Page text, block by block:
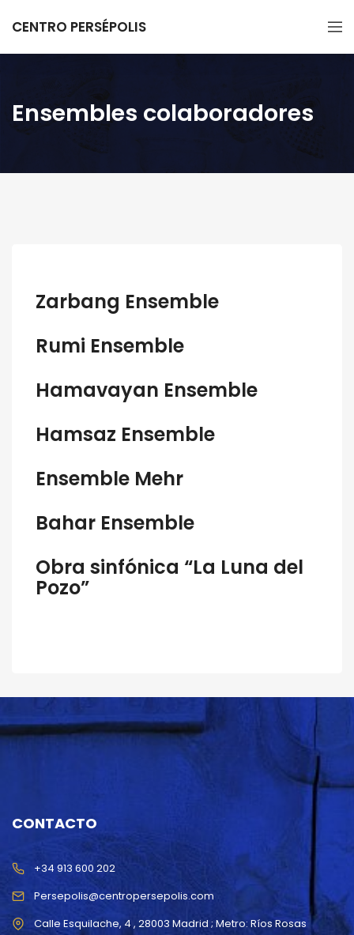
CENTRO PERSÉPOLIS
Ensembles colaboradores
Zarbang Ensemble
Rumi Ensemble
Hamavayan Ensemble
Hamsaz Ensemble
Ensemble Mehr
Bahar Ensemble
Obra sinfónica “La Luna del
Pozo”
CONTACTO
Persepolis@centropersepolis.com
+34 913 600 202